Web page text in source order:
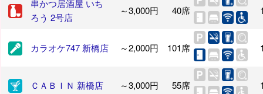
串かつ居酒屋 いち
ろう 2号店
～3,000円 40席
カラオケ747 新橋店 ～2,000円 101席
ＣＡＢＩＮ 新橋店 ～3,000円 55席